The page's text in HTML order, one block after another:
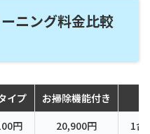
ニング料金比較
イプ お掃除機能付き
円 20,900円
1台